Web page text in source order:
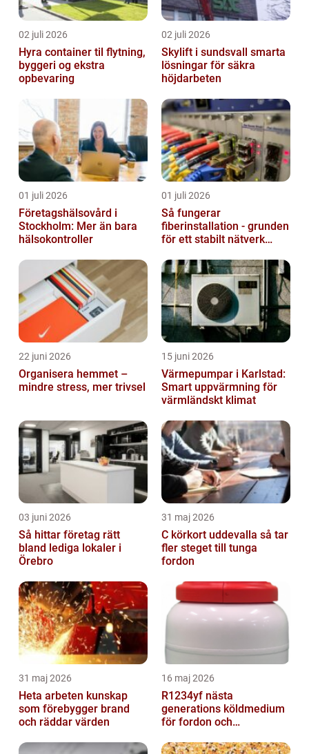
02 juli 2026
Hyra container til flytning,
byggeri og ekstra
opbevaring
02 juli 2026
Skylift i sundsvall smarta
lösningar för säkra
höjdarbeten
01 juli 2026
Företagshälsovård i
Stockholm: Mer än bara
hälsokontroller
01 juli 2026
Så fungerar
fiberinstallation - grunden
för ett stabilt nätverk
22 juni 2026
Organisera hemmet –
mindre stress, mer trivsel
15 juni 2026
Värmepumpar i Karlstad:
Smart uppvärmning för
värmländskt klimat
03 juni 2026
Så hittar företag rätt
bland lediga lokaler i
Örebro
31 maj 2026
C körkort uddevalla så tar
fler steget till tunga
fordon
31 maj 2026
Heta arbeten kunskap
som förebygger brand
och räddar värden
16 maj 2026
R1234yf nästa
generations köldmedium
för fordon och